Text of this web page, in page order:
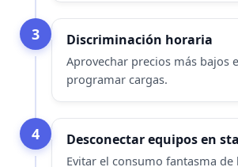
3 Discriminación horaria
Aprovechar precios más bajos
programar cargas.
4 Desconectar equipos en
Evitar el consumo fantasma de